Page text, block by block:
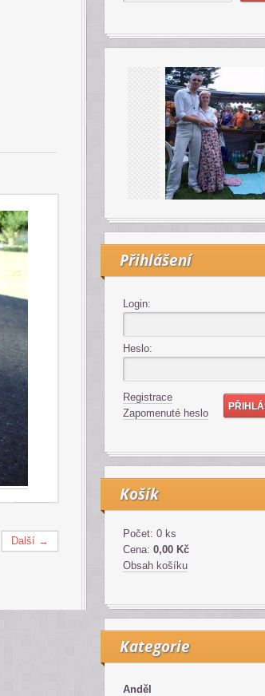
Další →
Přihlášení
Login:
Heslo:
Registrace
Zapomenuté heslo
Košík
Počet: 0 ks
Cena: 0,00 Kč
Obsah košíku
Kategorie
Anděl